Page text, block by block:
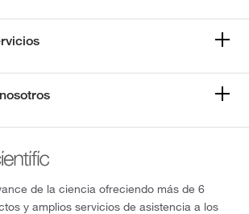
de la ciencia ofreciendo más de 6
y amplios servicios de asistencia a los